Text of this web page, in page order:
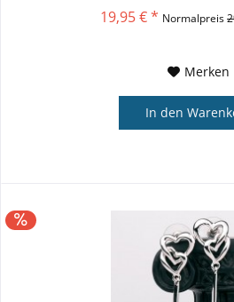
19,95 € * Normalpreis
Merken
In den